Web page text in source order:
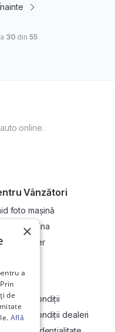
30 din55
online.
Vânzători
foto mașină
ți mașina
dealer
și condiții
și condiții dealeri
×
a
de
Află